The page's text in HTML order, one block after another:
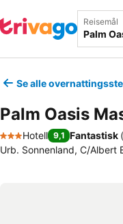
Reisemål
Se alle
Palm Oasis
3 Stjerner
Hotell 9,1 Fantastisk (
Urb. Sonnenland, C/Albert